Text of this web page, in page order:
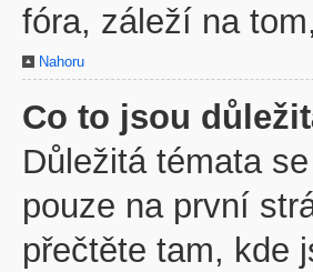
fóra, záleží na
Nahoru
Co to jsou
Důležitá témata
pouze na první
přečtěte tam, kde